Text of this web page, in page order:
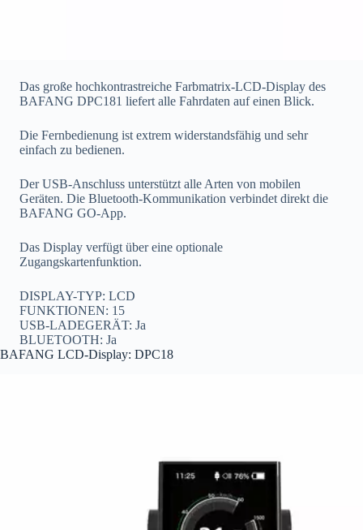
Das große hochkontrastreiche Farbmatrix-LCD-Display des
BAFANG DPC181 liefert alle Fahrdaten auf einen Blick.
Die Fernbedienung ist extrem widerstandsfähig und sehr
einfach zu bedienen.
Der USB-Anschluss unterstützt alle Arten von mobilen
Geräten. Die Bluetooth-Kommunikation verbindet direkt die
BAFANG GO-App.
Das Display verfügt über eine optionale
Zugangskartenfunktion.
DISPLAY-TYP: LCD
FUNKTIONEN: 15
USB-LADEGERÄT: Ja
BLUETOOTH: Ja
BAFANG LCD-Display: DPC18